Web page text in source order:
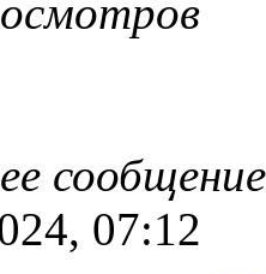
07:12